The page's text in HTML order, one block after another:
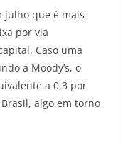
julho que é mais
por via
Caso uma
a Moody’s, o
a 0,3 por
algo em torno